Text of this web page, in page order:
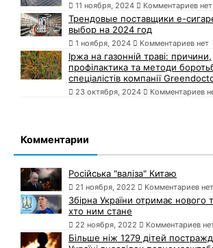
11 ноября, 2024 Комментариев нет
Трендовые поставщики e-
выбор на 2024 год
1 ноября, 2024 Комментариев нет
Іржа на газонній траві: причини,
профілактика та методи
спеціалістів компанії
23 октября, 2024 Комментариев
Комментарии
Російська "валіза" Китаю
21 ноября, 2022 Комментариев нет
Збірна України отримає нового
хто ним стане
22 ноября, 2022 Комментариев
Більше ніж 1279 дітей